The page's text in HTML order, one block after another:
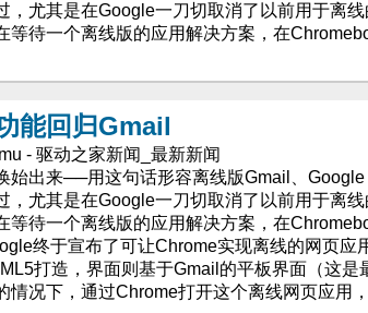
，尤其是在Google一刀切取消了以前用于离
等待一个离线版的应用解决方案，在
能回归Gmail
- 驱动之家新闻_最新新闻
始出来──用这句话形容离线版Gmail、
，尤其是在Google一刀切取消了以前用于离
等待一个离线版的应用解决方案，在
终于宣布了可让Chrome实现离线的网页应
打造，界面则基于Gmail的平板界面（这是
情况下，通过Chrome打开这个离线网页应用